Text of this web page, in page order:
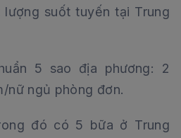
suốt tuyến tại Trung
5 sao địa phương: 2
nữ ngủ phòng đơn.
đó có 5 bữa ở Trung